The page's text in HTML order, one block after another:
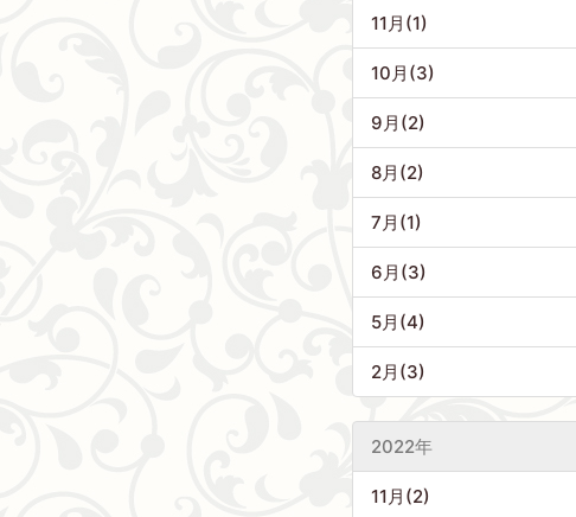
11月(1)
10月(3)
9月(2)
8月(2)
7月(1)
6月(3)
5月(4)
2月(3)
2022年
11月(2)